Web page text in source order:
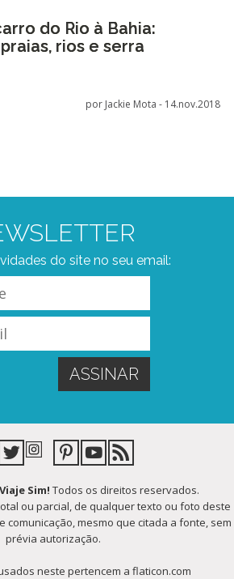
do Rio à Bahia:
rios e serra
por Jackie Mota - 14.nov.2018
do site no seu email:
Sim! Todos os direitos reservados.
ou parcial, de qualquer texto ou foto deste
comunicação, mesmo que citada a fonte, sem
prévia autorização.
neste pertencem a flaticon.com